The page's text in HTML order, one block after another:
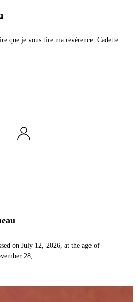
que je vous tire ma révérence. Cadette
on July 12, 2026, at the age of
28,...